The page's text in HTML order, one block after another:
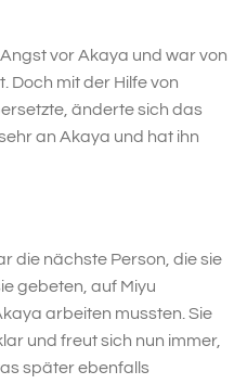
vor Akaya und war von
Doch mit der Hilfe von
änderte sich das
an Akaya und hat ihn
die nächste Person, die sie
gebeten, auf Miyu
arbeiten mussten. Sie
und freut sich nun immer,
später ebenfalls